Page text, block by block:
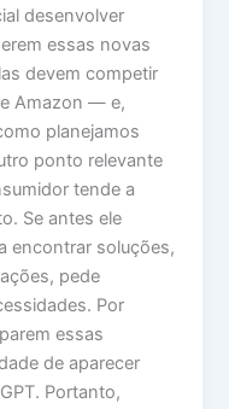
desenvolver
essas novas
devem competir
Amazon — e,
planejamos
ponto relevante
tende a
Se antes ele
encontrar soluções,
pede
Por
essas
de aparecer
Portanto,